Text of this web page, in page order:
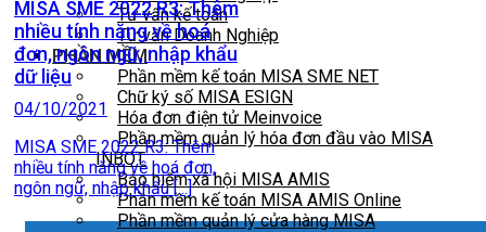
Tư vấn kế toán
Tư vấn Doanh Nghiệp
PHẦN MỀM
Phần mềm kế toán MISA SME NET
Chữ ký số MISA ESIGN
Hóa đơn điện tử Meinvoice
Phần mềm quản lý hóa đơn đầu vào MISA
INBOT
Bảo hiểm xã hội MISA AMIS
Phần mềm kế toán MISA AMIS Online
Phần mềm quản lý cửa hàng MISA
MISA SME 2022 R3: Thêm
nhiều tính năng về hoá
đơn, ngôn ngữ, nhập khẩu
dữ liệu
04/10/2021
MISA SME 2022 R3: Thêm
nhiều tính năng về hoá đơn,
ngôn ngữ, nhập khẩu [...]